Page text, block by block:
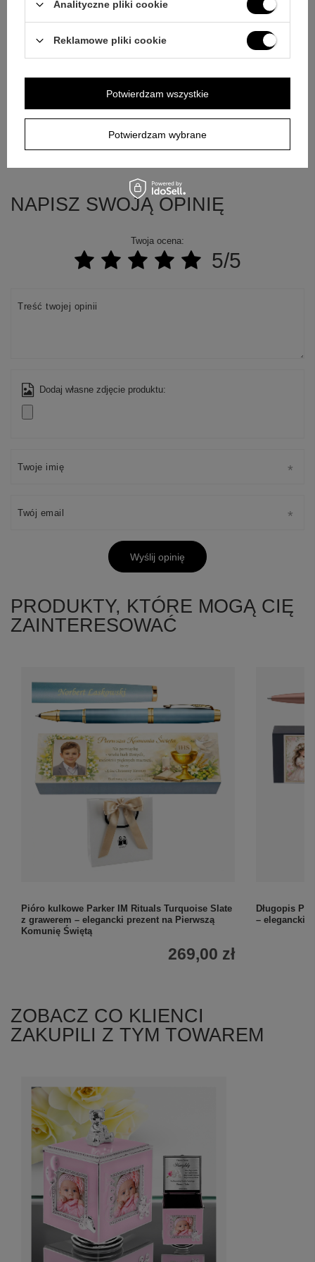
E-mail
Wyślij
NAPISZ SWOJĄ OPINIĘ
Twoja ocena:
5/5
Treść twojej opinii
Dodaj własne zdjęcie produktu:
Twoje imię
Twój email
Wyślij opinię
PRODUKTY, KTÓRE MOGĄ CIĘ
ZAINTERESOWAĆ
Pióro kulkowe Parker IM Rituals Turquoise Slate
z grawerem – elegancki prezent na Pierwszą
Komunię Świętą
269,00 zł
Długopis
– elegancki
ZOBACZ CO KLIENCI
ZAKUPILI Z TYM TOWAREM
Analityczne pliki cookie
Reklamowe pliki cookie
Potwierdzam wybrane
Potwierdzam wszystkie